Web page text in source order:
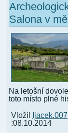
Salona v
Na letošní
toto místo plné
Vložil
Ijacek.007
:08.10.2014